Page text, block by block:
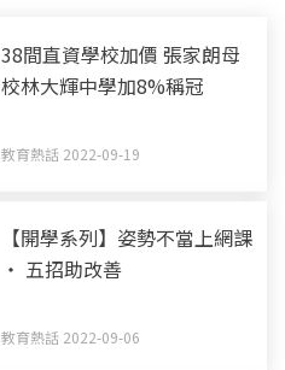
38間直資學校加價 張家朗母
校林大輝中學加8%稱冠
教育熱話 2022-09-19
【開學系列】姿勢不當上網課
‧ 五招助改善
教育熱話 2022-09-06